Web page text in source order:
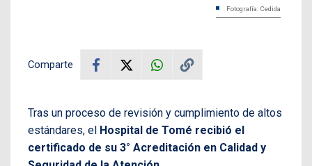
Fotografía: Cedida
Comparte
Tras un proceso de revisión y cumplimiento de altos
estándares, el Hospital de Tomé recibió el
certificado de su 3° Acreditación en Calidad y